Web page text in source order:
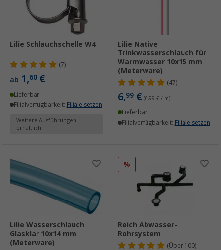
Lilie Schlauchschelle W4
(7)
ab 1,60 €
Lieferbar
Filialverfügbarkeit: Filiale setzen
Weitere Ausführungen
erhältlich
Lilie Native
Trinkwasserschlauch für
Warmwasser 10x15 mm
(Meterware)
(47)
6,99 € (6,99 € / m)
Lieferbar
Filialverfügbarkeit: Filiale setzen
Lilie Wasserschlauch
Glasklar 10x14 mm
(Meterware)
%
Reich Abwasser-
Rohrsystem
(Über100)